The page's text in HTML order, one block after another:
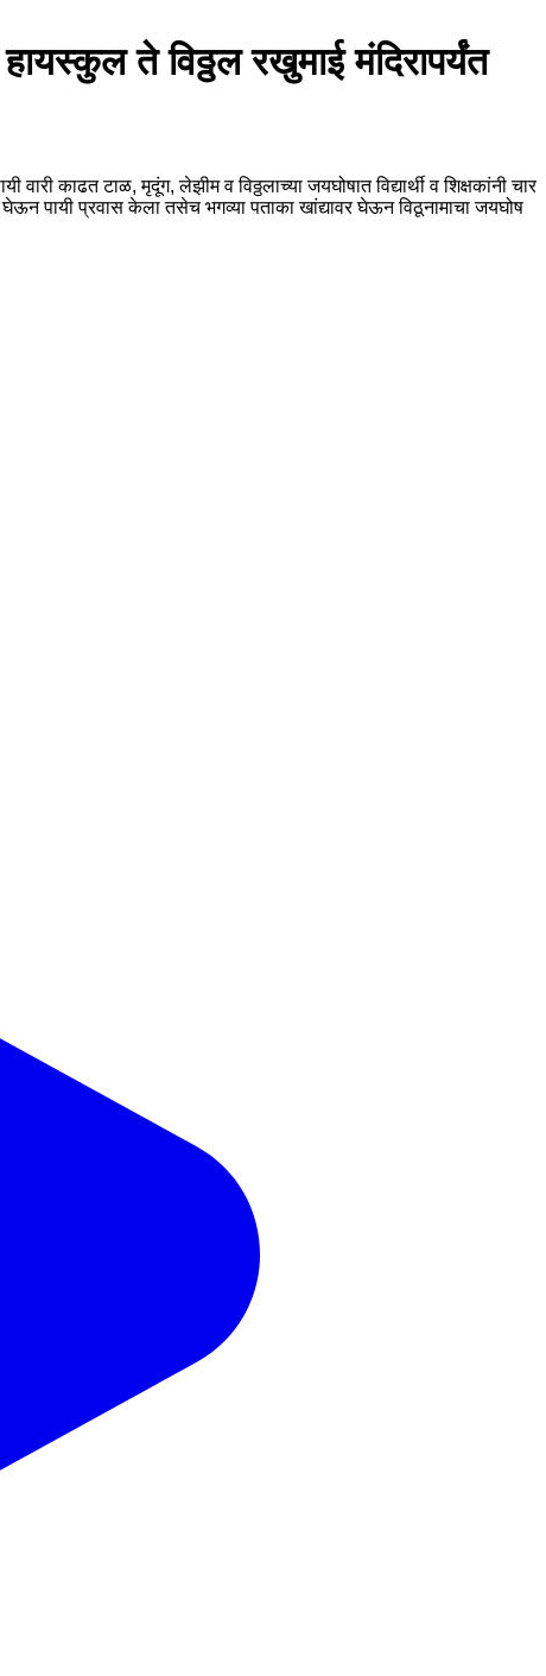
ते विठ्ठल रखुमाई मंदिरापर्यंत
वारी काढत टाळ, मृदूंग, लेझीम व विठ्ठलाच्या जयघोषात विद्यार्थी व शिक्षकांनी चार
घेऊन पायी प्रवास केला तसेच भगव्या पताका खांद्यावर घेऊन विठूनामाचा जयघोष